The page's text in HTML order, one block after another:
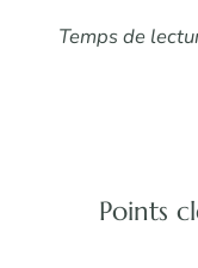
Temps de
Points